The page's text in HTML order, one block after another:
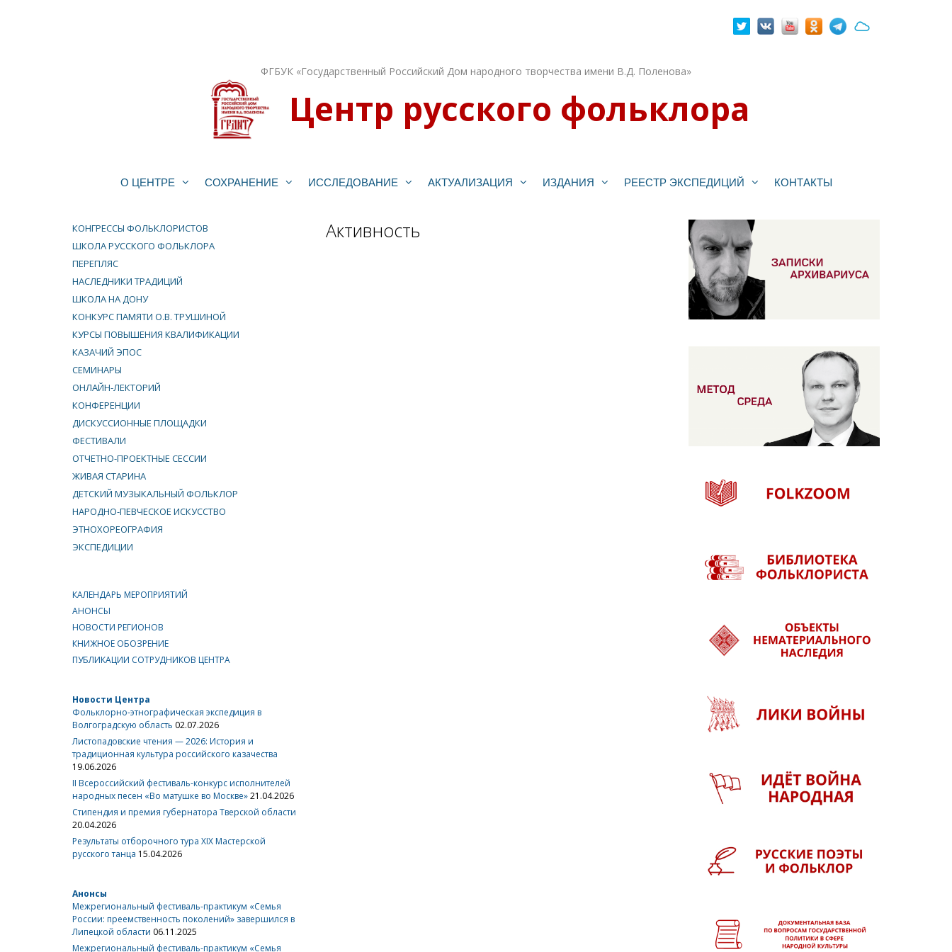
ФГБУК «Государственный Российский Дом народного творчества имени В.Д. Поленова»
Центр русского фольклора
О ЦЕНТРЕ СОХРАНЕНИЕ ИССЛЕДОВАНИЕ АКТУАЛИЗАЦИЯ ИЗДАНИЯ РЕЕСТР ЭКСПЕДИЦИЙ КОНТАКТЫ
Активность
КОНГРЕССЫ ФОЛЬКЛОРИСТОВ
ШКОЛА РУССКОГО ФОЛЬКЛОРА
ПЕРЕПЛЯС
НАСЛЕДНИКИ ТРАДИЦИЙ
ШКОЛА НА ДОНУ
КОНКУРС ПАМЯТИ О.В. ТРУШИНОЙ
КУРСЫ ПОВЫШЕНИЯ КВАЛИФИКАЦИИ
КАЗАЧИЙ ЭПОС
СЕМИНАРЫ
ОНЛАЙН-ЛЕКТОРИЙ
КОНФЕРЕНЦИИ
ДИСКУССИОННЫЕ ПЛОЩАДКИ
ФЕСТИВАЛИ
ОТЧЕТНО-ПРОЕКТНЫЕ СЕССИИ
ЖИВАЯ СТАРИНА
ДЕТСКИЙ МУЗЫКАЛЬНЫЙ ФОЛЬКЛОР
НАРОДНО-ПЕВЧЕСКОЕ ИСКУССТВО
ЭТНОХОРЕОГРАФИЯ
ЭКСПЕДИЦИИ
КАЛЕНДАРЬ МЕРОПРИЯТИЙ
АНОНСЫ
НОВОСТИ РЕГИОНОВ
КНИЖНОЕ ОБОЗРЕНИЕ
ПУБЛИКАЦИИ СОТРУДНИКОВ ЦЕНТРА
Новости Центра
Фольклорно-этнографическая экспедиция в
Волгоградскую область 02.07.2026
Листопадовские чтения — 2026: История и
традиционная культура российского казачества
19.06.2026
II Всероссийский фестиваль-конкурс исполнителей
народных песен «Во матушке во Москве»21.04.2026
Стипендия и премия губернатора Тверской области
20.04.2026
Результаты отборочного тура XIX Мастерской
русского танца 15.04.2026
Анонсы
Межрегиональный фестиваль-практикум «Семья
России: преемственность поколений» завершился в
Липецкой области 06.11.2025
Межрегиональный фестиваль-практикум «Семья